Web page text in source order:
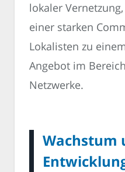
lokaler
einer starken
Lokalisten zu
Angebot im
Netzwerke.
Wachstum